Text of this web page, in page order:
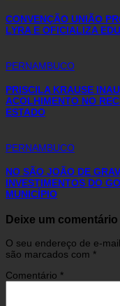
CONVENÇÃO UNIÃO
LYRA E OFICIALIZA
PERNAMBUCO
PRISCILA KRAUSE
ACOLHIMENTO NO
ESTADO
PERNAMBUCO
NO SÃO JOÃO DE
INVESTIMENTOS DO
MUNICÍPIO
Deixe um comentário
O seu endereço de e-
são marcados com *
Comentário *